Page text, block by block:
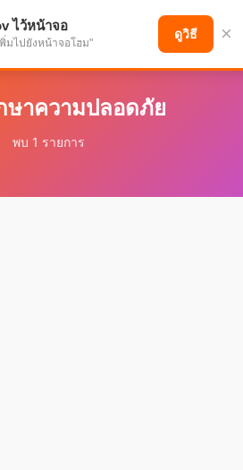
อนาคตที่ก้าวหน้า
ษาความปลอดภัย
พบ 1 รายการ
ไว้หน้าจอ
มไปยังหน้าจอโฮม"
ดูวิธี ×